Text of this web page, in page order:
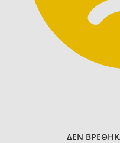
ΔΕΝ